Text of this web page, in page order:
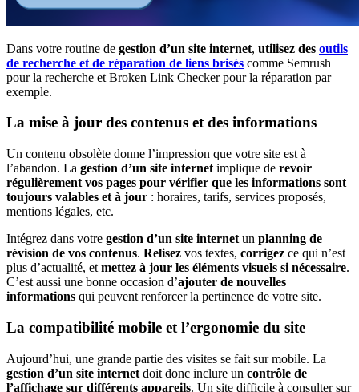
Dans votre routine de gestion d’un site internet, utilisez des outils
de recherche et de réparation de liens brisés comme Semrush
pour la recherche et Broken Link Checker pour la réparation par
exemple.
La mise à jour des contenus et des informations
Un contenu obsolète donne l’impression que votre site est à
l’abandon. La gestion d’un site internet implique de revoir
régulièrement vos pages pour vérifier que les informations sont
toujours valables et à jour : horaires, tarifs, services proposés,
mentions légales, etc.
Intégrez dans votre gestion d’un site internet un planning de
révision de vos contenus. Relisez vos textes, corrigez ce qui n’est
plus d’actualité, et mettez à jour les éléments visuels si nécessaire.
C’est aussi une bonne occasion d’ajouter de nouvelles
informations qui peuvent renforcer la pertinence de votre site.
La compatibilité mobile et l’ergonomie du site
Aujourd’hui, une grande partie des visites se fait sur mobile. La
gestion d’un site internet doit donc inclure un contrôle de
l’affichage sur différents appareils. Un site difficile à consulter sur